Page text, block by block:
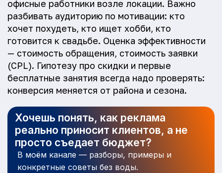
офисные работники возле локации. Важно
разбивать аудиторию по мотивации: кто
хочет похудеть, кто ищет хобби, кто
готовится к свадьбе. Оценка эффективности
— стоимость обращения, стоимость заявки
(CPL). Гипотезу про скидки и первые
бесплатные занятия всегда надо проверять:
конверсия меняется от района и сезона.
Хочешь понять, как реклама
реально приносит клиентов, а не
просто съедает бюджет?
В моём канале — разборы, примеры и
конкретные советы без воды.